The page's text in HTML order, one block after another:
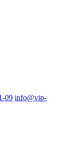
09 info@vip-